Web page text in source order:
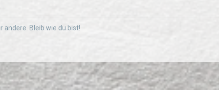
andere. Bleib wie du bist!